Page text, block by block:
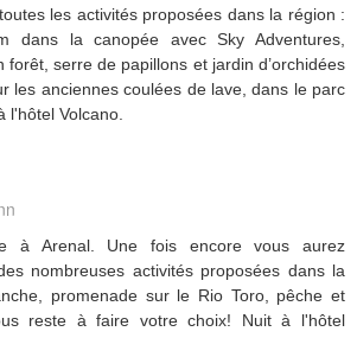
les activités proposées dans la région :
dans la canopée avec Sky Adventures,
forêt, serre de papillons et jardin d’orchidées
les anciennes coulées de lave, dans le parc
l'hôtel Volcano.
à Arenal. Une fois encore vous aurez
nombreuses activités proposées dans la
promenade sur le Rio Toro, pêche et
reste à faire votre choix! Nuit à l'hôtel